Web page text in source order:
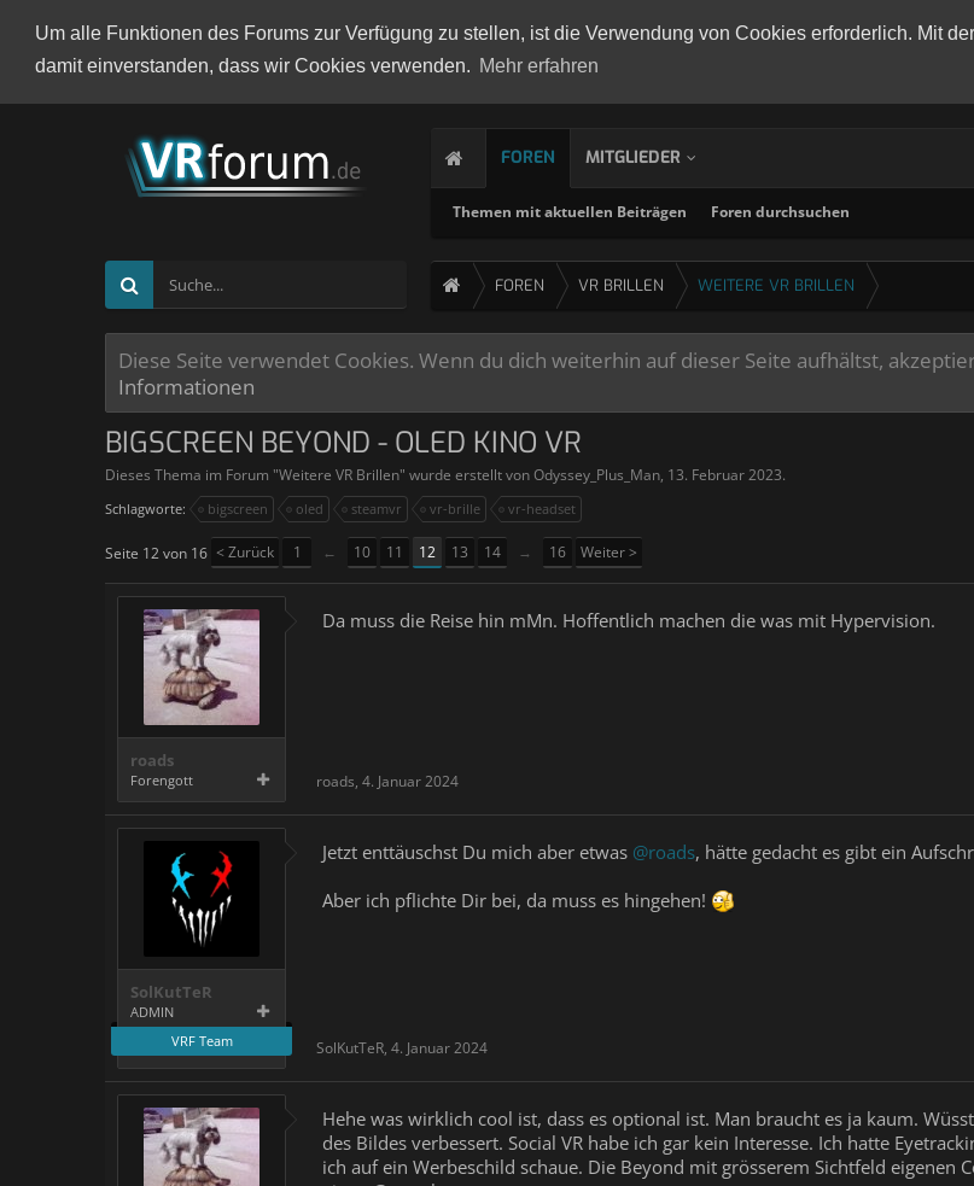
Um alle Funktionen des Forums zur Verfügung zu stellen, ist die Verwendung von Cookies erforderlich. Mit
damit einverstanden, dass wir Cookies verwenden. Mehr erfahren
FOREN
Themen mit aktuellen Beiträgen Foren durchsuchen
MITGLIEDER
FOREN VR BRILLEN WEITERE VR BRILLEN
Diese Seite verwendet Cookies. Wenn du dich weiterhin auf dieser Seite aufhältst,
Informationen
BIGSCREEN BEYOND - OLED KINO VR
Dieses Thema im Forum "Weitere VR Brillen" wurde erstellt vonOdyssey_Plus_Man, 13. Februar 2023.
Schlagworte: bigscreen oled steamvr vr-brille vr-headset
Seite 12 von 16 < Zurück 1 ← 10 11 12 13 14 → 16 Weiter >
roads
Forengott
Da muss die Reise hin mMn. Hoffentlich machen die was mit Hypervision.
roads, 4. Januar 2024
SolKutTeR
ADMIN
VRF Team
Jetzt enttäuschst Du mich aber etwas @roads, hätte gedacht es gibt ein
Aber ich pflichte Dir bei, da muss es hingehen!
SolKutTeR, 4. Januar 2024
Hehe was wirklich cool ist, dass es optional ist. Man braucht es ja kaum.
des Bildes verbessert. Social VR habe ich gar kein Interesse. Ich hatte
ich auf ein Werbeschild schaue. Die Beyond mit grösserem Sichtfeld